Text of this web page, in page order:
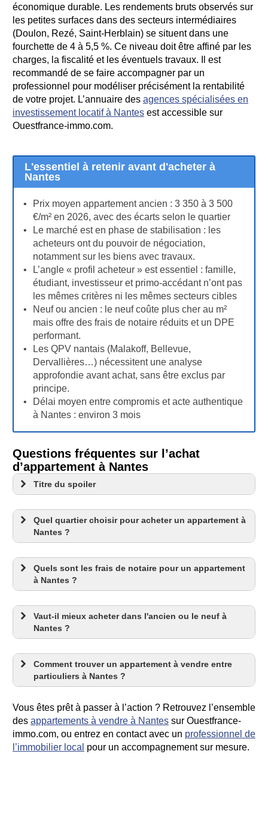
économique durable. Les rendements bruts observés sur
les petites surfaces dans des secteurs intermédiaires
(Doulon, Rezé, Saint-Herblain) se situent dans une
fourchette de 4 à 5,5 %. Ce niveau doit être affiné par les
charges, la fiscalité et les éventuels travaux. Il est
recommandé de se faire accompagner par un
professionnel pour modéliser précisément la rentabilité
de votre projet. L’annuaire des agences spécialisées en
investissement locatif à Nantes est accessible sur
Ouestfrance-immo.com.
L'essentiel à retenir avant d'acheter à
Nantes
Prix moyen appartement ancien : 3 350 à 3 500
€/m² en 2026, avec des écarts selon le quartier
Le marché est en phase de stabilisation : les
acheteurs ont du pouvoir de négociation,
notamment sur les biens avec travaux.
L’angle « profil acheteur » est essentiel : famille,
étudiant, investisseur et primo-accédant n’ont pas
les mêmes critères ni les mêmes secteurs cibles
Neuf ou ancien : le neuf coûte plus cher au m²
mais offre des frais de notaire réduits et un DPE
performant.
Les QPV nantais (Malakoff, Bellevue,
Dervallières…) nécessitent une analyse
approfondie avant achat, sans être exclus par
principe.
Délai moyen entre compromis et acte authentique
à Nantes : environ 3 mois
Questions fréquentes sur l’achat
d’appartement à Nantes
Titre du spoiler
Quel quartier choisir pour acheter un appartement à
Nantes ?
Quels sont les frais de notaire pour un appartement
à Nantes ?
Vaut-il mieux acheter dans l'ancien ou le neuf à
Nantes ?
Comment trouver un appartement à vendre entre
particuliers à Nantes ?
Vous êtes prêt à passer à l’action ? Retrouvez l’ensemble
des appartements à vendre à Nantes sur Ouestfrance-
immo.com, ou entrez en contact avec un professionnel de
l’immobilier local pour un accompagnement sur mesure.